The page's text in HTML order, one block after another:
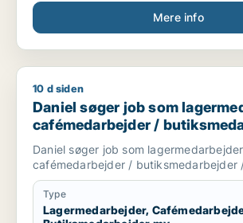
Mere info
Daniel søger job som
10 d siden
Daniel søger job som
cafémedarbejder /
ufaglært
Daniel søger job som
cafémedarbejder /
Type
Lagermedarbejder,